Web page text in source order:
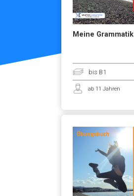
Meine Grammatik
bis B1
ab 11 Jahren